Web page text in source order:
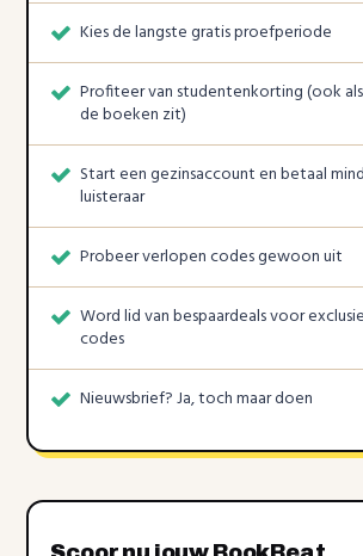
Kies de langste gratis proefperiode
Profiteer van studentenkorting (ook
de boeken zit)
Start een gezinsaccount en betaal
luisteraar
Probeer verlopen codes gewoon uit
Word lid van bespaardeals voor
codes
Nieuwsbrief? Ja, toch maar doen